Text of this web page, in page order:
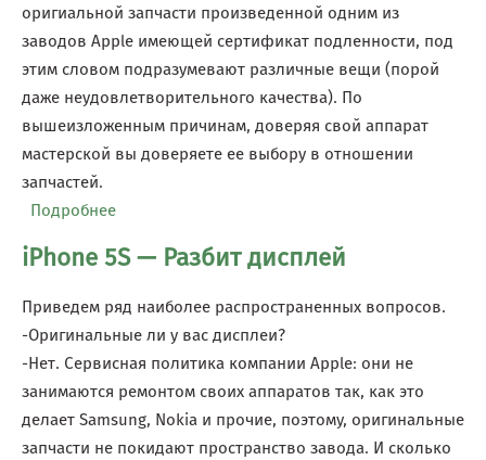
оригиальной запчасти произведенной одним из
заводов Apple имеющей сертификат подленности, под
этим словом подразумевают различные вещи (порой
даже неудовлетворительного качества). По
вышеизложенным причинам, доверяя свой аппарат
мастерской вы доверяете ее выбору в отношении
запчастей.
Подробнеео iPhone 6 — Разбит дисплей
iPhone 5S — Разбит дисплей
Приведем ряд наиболее распространенных вопросов.
-Оригинальные ли у вас дисплеи?
-Нет. Сервисная политика компании Apple: они не
занимаются ремонтом своих аппаратов так, как это
делает Samsung, Nokiа и прочие, поэтому, оригинальные
запчасти не покидают пространство завода. И сколько